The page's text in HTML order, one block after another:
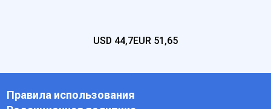
USD 44,7EUR 51,65
Правила использования